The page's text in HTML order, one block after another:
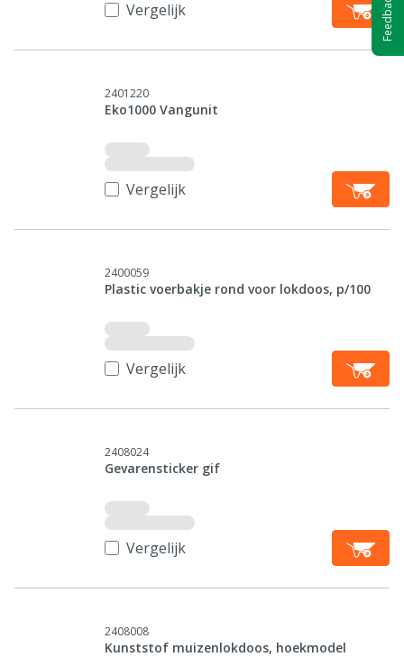
Vergelijk
2401220
Eko1000 Vangunit
Vergelijk
2400059
Plastic voerbakje rond voor lokdoos, p/100
Vergelijk
2408024
Gevarensticker gif
Vergelijk
2408008
Kunststof muizenlokdoos, hoekmodel
Feedback